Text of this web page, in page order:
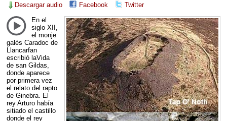
Descargar audio Facebook Twitter
En el
sigloXII ,
el monje
galés Caradoc de
Llancarfan
escribió laVida
de san Gildas,
donde aparece
por primera vez
el relato del rapto
de Ginebra. El
rey Arturo había
sitiado el castillo
donde el rey